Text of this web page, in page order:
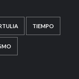
TIEMPO